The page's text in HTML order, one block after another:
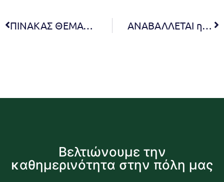
ΠΙΝΑΚΑΣ ΘΕΜΑΤΩΝ ΠΟΥ ΣΥΖΗΤΗΘΗΚΑΝ ΣΤΗΝ 01η ΤΑΚΤΙΚΗ ΣΥΝΕΔΡΙΑΣΗ ΔΙΑ ΖΩΣΗΣ ΤΗΣ ΔΗΜΟΤΙΚΗΣ ΕΠΙΤΡΟΠΗΣ ΑΝΑΒΑΛΛΕΤΑΙ η προγραμματισμένη για την Τετάρτη 21/1 ομιλία με τίτλο: ‘Η δύναμη των ορίων’ λόγω καιρικών συνθηκών
Βελτιώνουμε την
καθημερινότητα στην πόλη μας